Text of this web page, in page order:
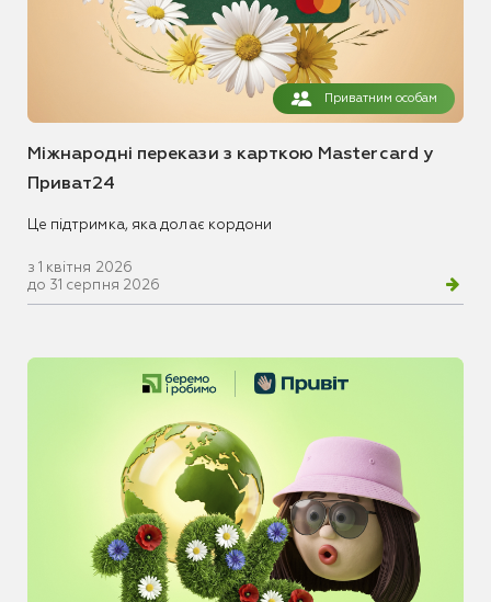
Приватним особам
Міжнародні перекази з карткою Mastercard у
Приват24
Це підтримка, яка долає кордони
з 1 квітня 2026
до 31 серпня 2026